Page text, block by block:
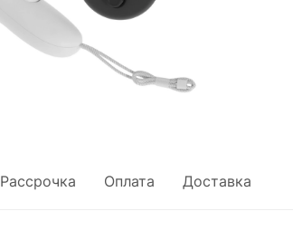
Рассрочка Оплата Доставка